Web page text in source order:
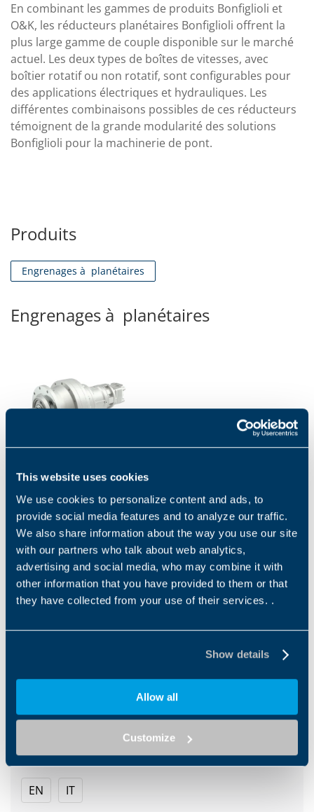
This website uses cookies
We use cookies to personalize content and ads, to
provide social media features and to analyze our traffic.
We also share information about the way you use our site
with our partners who talk about web analytics,
advertising and social media, who may combine it with
other information that you have provided to them or that
they have collected from your use of their services. .
Show details
Allow all
Customize
En combinant les gammes de produits Bonfiglioli et
O&K, les réducteurs planétaires Bonfiglioli offrent la
plus large gamme de couple disponible sur le marché
actuel. Les deux types de boîtes de vitesses, avec
boîtier rotatif ou non rotatif, sont configurables pour
des applications électriques et hydrauliques. Les
différentes combinaisons possibles de ces réducteurs
témoignent de la grande modularité des solutions
Bonfiglioli pour la machinerie de pont.
Produits
Engrenages à planétaires
Engrenages à planétaires
Série 300 - Mobile
La série 300 se veut
compacte et puissante. Sa
transmission planétaire en
fait le choix idéal pour...
Downloads
Brochure IoT
EN IT